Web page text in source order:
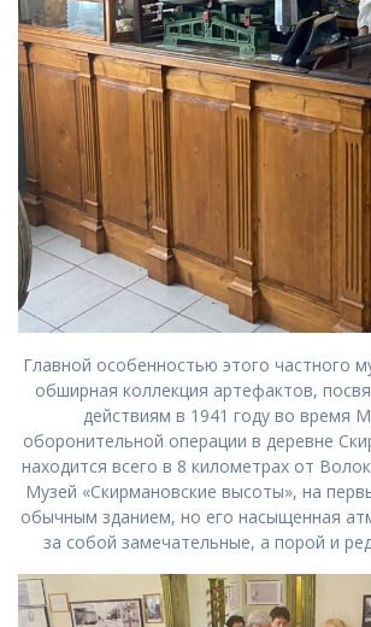
Главной особенностью этого частного
обширная коллекция артефактов,
действиям в 1941 году во время
оборонительной операции в деревне
находится всего в 8 километрах от
Музей «Скирмановские высоты», на
обычным зданием, но его насыщенная
за собой замечательные, а порой и